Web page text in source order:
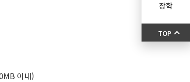
이내)
장학
TOP